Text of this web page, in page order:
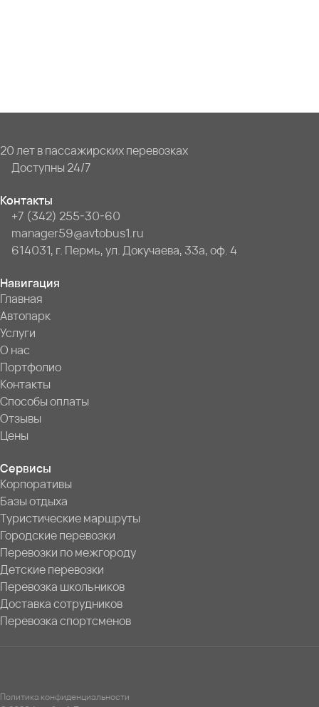
20 лет в пассажирских перевозках
Доступны 24/7
Контакты
+7 (342) 255-30-60
manager59@avtobus1.ru
614031, г. Пермь, ул. Докучаева, 33а, оф. 4
Навигация
Главная
Автопарк
Услуги
О нас
Портфолио
Контакты
Способы оплаты
Отзывы
Цены
Сервисы
Корпоративы
Базы отдыха
Туристические маршруты
Городские перевозки
Перевозки по межгороду
Детские перевозки
Перевозка школьников
Доставка сотрудников
Перевозка спортсменов
Политика конфиденциальности